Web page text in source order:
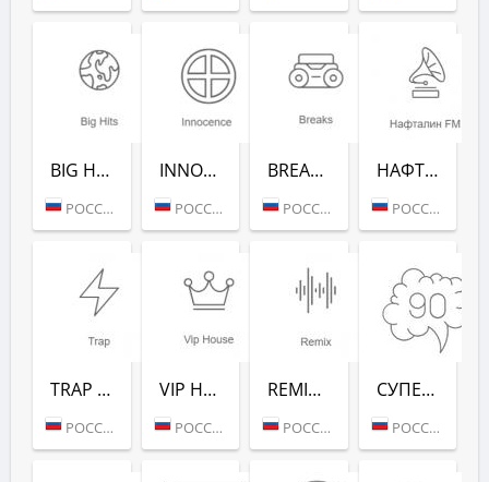
BIG HITS (РАДИО РЕКОРД)
РОССИЯ (МОСКВА)
INNOCENCE (РАДИО РЕКОРД)
РОССИЯ (МОСКВА)
BREAKS (РАДИО РЕКОРД)
РОССИЯ (МОСКВА)
НАФТАЛИН FM (РАДИО РЕКОРД)
РОССИЯ (МОСКВА)
TRAP (РАДИО РЕКОРД)
РОССИЯ (МОСКВА)
VIP HOUSE (РАДИО РЕКОРД)
РОССИЯ (МОСКВА)
REMIX (РАДИО РЕКОРД)
РОССИЯ (МОСКВА)
СУПЕРДИСКОТЕКА 90-Х (РАДИО РЕКОРД)
РОССИЯ (МОСКВА)